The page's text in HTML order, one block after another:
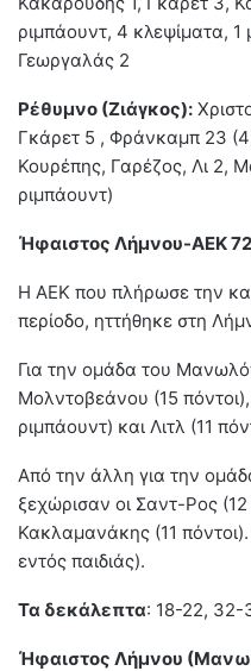
ριμπάουντ, 4 κλεψίματα,
Γεωργαλάς 2
Ρέθυμνο (Ζιάγκος):
Γκάρετ 5 , Φράνκαμπ 23
Κουρέπης, Γαρέζος, Λι 2,
ριμπάουντ)
Ήφαιστος Λήμνου-ΑΕΚ
Η ΑΕΚ που πλήρωσε την
περίοδο, ηττήθηκε στη
Για την ομάδα του
Μολντοβεάνου (15
ριμπάουντ) και Λιτλ (11
Από την άλλη για την
ξεχώρισαν οι Σαντ-Ρος
Κακλαμανάκης (11
εντός παιδιάς).
Τα δεκάλεπτα: 18-22, 32-
Ήφαιστος Λήμνου